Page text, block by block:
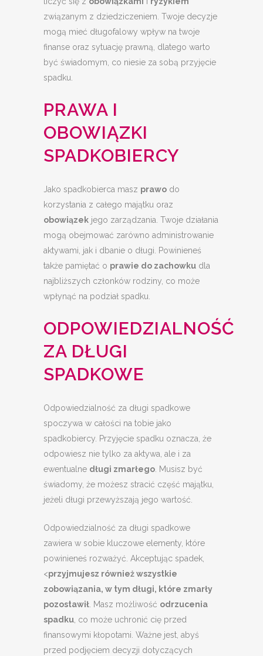
związanym z dziedziczeniem. Twoje decyzje
mogą mieć długofalowy wpływ na twoje
finanse oraz sytuację prawną, dlatego warto
być świadomym, co niesie za sobą przyjęcie
spadku.
PRAWA I
OBOWIĄZKI
SPADKOBIERCY
Jako spadkobierca masz prawo do
korzystania z całego majątku oraz
obowiązek jego zarządzania. Twoje działania
mogą obejmować zarówno administrowanie
aktywami, jak i dbanie o długi. Powinieneś
także pamiętać o prawie do zachowku dla
najbliższych członków rodziny, co może
wpłynąć na podział spadku.
ODPOWIEDZIALNOŚĆ
ZA DŁUGI
SPADKOWE
Odpowiedzialność za długi spadkowe
spoczywa w całości na tobie jako
spadkobiercy. Przyjęcie spadku oznacza, że
odpowiesz nie tylko za aktywa, ale i za
ewentualne długi zmarłego. Musisz być
świadomy, że możesz stracić część majątku,
jeżeli długi przewyższają jego wartość.
Odpowiedzialność za długi spadkowe
zawiera w sobie kluczowe elementy, które
powinieneś rozważyć. Akceptując spadek,
<przyjmujesz również wszystkie
zobowiązania, w tym długi, które zmarły
pozostawił. Masz możliwość odrzucenia
spadku, co może uchronić cię przed
finansowymi kłopotami. Ważne jest, abyś
przed podjęciem decyzji dotyczących